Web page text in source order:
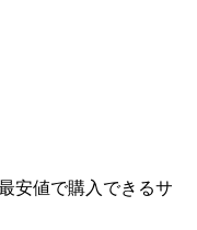
安値で購入できるサ